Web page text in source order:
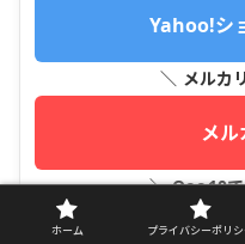
Yahoo!シ
＼ メルカ
メル
＼ Qoo10
ホーム プライバシーポリ